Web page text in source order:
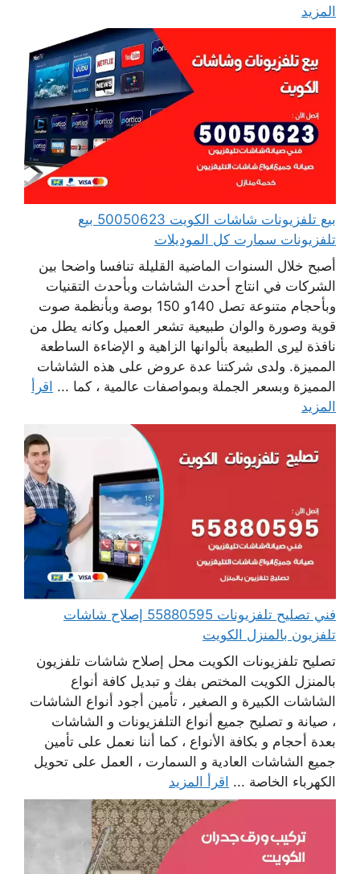
المزيد
بيع تلفزيونات شاشات الكويت 50050623 بيع
تلفزيونات سمارت كل الموديلات
أصبح خلال السنوات الماضية القليلة تنافسا واضحا بين
الشركات في انتاج أحدث الشاشات وبأحدث التقنيات
وبأحجام متنوعة تصل 140و 150 بوصة وبأنظمة صوت
قوية وصورة والوان طبيعية تشعر العميل وكانه يطل من
نافذة ليرى الطبيعة بألوانها الزاهية و الإضاءة الساطعة
المميزة. ولدى شركتنا عدة عروض على هذه الشاشات
المميزة وبسعر الجملة وبمواصفات عالمية ، كما ... اقرأ
المزيد
فني تصليح تلفزيونات 55880595 إصلاح شاشات
تلفزيون بالمنزل الكويت
تصليح تلفزيونات الكويت محل إصلاح شاشات تلفزيون
بالمنزل الكويت المختص بفك و تبديل كافة أنواع
الشاشات الكبيرة و الصغير ، تأمين أجود أنواع الشاشات
، صيانة و تصليح جميع أنواع التلفزيونات و الشاشات
بعدة أحجام و بكافة الأنواع ، كما أننا نعمل على تأمين
جميع الشاشات العادية و السمارت ، العمل على تحويل
الكهرباء الخاصة ... اقرأ المزيد